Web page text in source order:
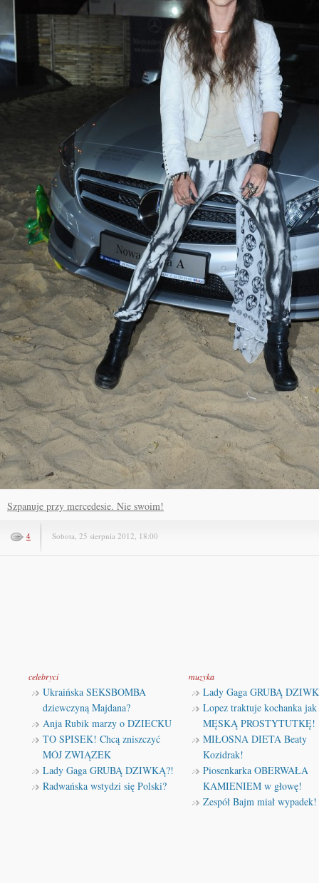
Szpanuje przy mercedesie. Nie swoim!
4 Sobota, 25 sierpnia 2012, 18:00
celebryci
Ukraińska SEKSBOMBA
dziewczyną Majdana?
Anja Rubik marzy o DZIECKU
TO SPISEK! Chcą zniszczyć
MÓJ ZWIĄZEK
Lady Gaga GRUBĄ DZIWKĄ?!
Radwańska wstydzi się Polski?
muzyka
Lady Gaga GRUBĄ
Lopez traktuje kochanka jak
MĘSKĄ PROSTYTUTKĘ!
MIŁOSNA DIETA Beaty
Kozidrak!
Piosenkarka OBERWAŁA
KAMIENIEM w głowę!
Zespół Bajm miał wypadek!